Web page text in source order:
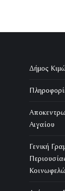
Δήμος
Αιγαίου
Γενική